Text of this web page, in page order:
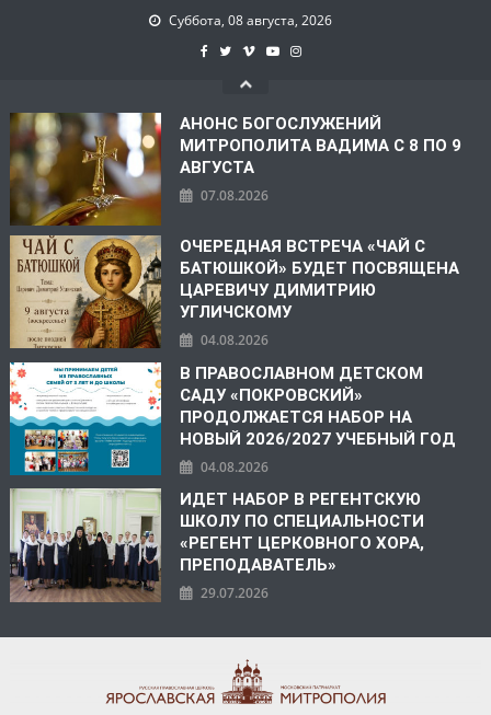
Суббота, 08 августа, 2026
АНОНС БОГОСЛУЖЕНИЙ
МИТРОПОЛИТА ВАДИМА С 8 ПО 9
АВГУСТА
07.08.2026
ОЧЕРЕДНАЯ ВСТРЕЧА «ЧАЙ С
БАТЮШКОЙ» БУДЕТ ПОСВЯЩЕНА
ЦАРЕВИЧУ ДИМИТРИЮ
УГЛИЧСКОМУ
04.08.2026
В ПРАВОСЛАВНОМ ДЕТСКОМ
САДУ «ПОКРОВСКИЙ»
ПРОДОЛЖАЕТСЯ НАБОР НА
НОВЫЙ 2026/2027 УЧЕБНЫЙ ГОД
04.08.2026
ИДЕТ НАБОР В РЕГЕНТСКУЮ
ШКОЛУ ПО СПЕЦИАЛЬНОСТИ
«РЕГЕНТ ЦЕРКОВНОГО ХОРА,
ПРЕПОДАВАТЕЛЬ»
29.07.2026